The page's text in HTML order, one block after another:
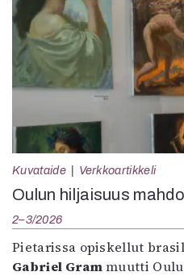
Kuvataide Verkkoartikkeli
Oulun hiljaisuus
2–3/2026
Pietarissa opiskellut
Gabriel Grammuutti